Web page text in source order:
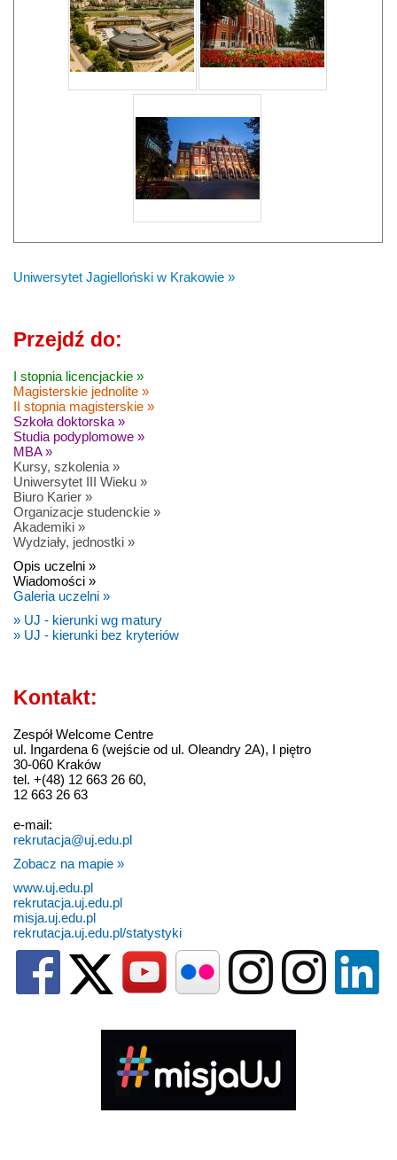
Uniwersytet Jagielloński w Krakowie »
Przejdź do:
I stopnia licencjackie »
Magisterskie jednolite »
II stopnia magisterskie »
Szkoła doktorska »
Studia podyplomowe »
MBA »
Kursy, szkolenia »
Uniwersytet III Wieku »
Biuro Karier »
Organizacje studenckie »
Akademiki »
Wydziały, jednostki »
Opis uczelni »
Wiadomości »
Galeria uczelni »
» UJ - kierunki wg matury
» UJ - kierunki bez kryteriów
Kontakt:
Zespół Welcome Centre
ul. Ingardena 6 (wejście od ul. Oleandry 2A), I piętro
30-060 Kraków
tel. +(48) 12 663 26 60,
12 663 26 63
e-mail:
rekrutacja@uj.edu.pl
Zobacz na mapie »
www.uj.edu.pl
rekrutacja.uj.edu.pl
misja.uj.edu.pl
rekrutacja.uj.edu.pl/statystyki